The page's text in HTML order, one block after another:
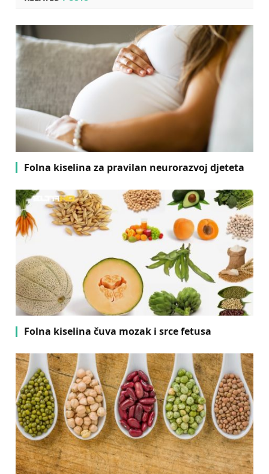
Folna kiselina za pravilan neurorazvoj djeteta
Folna kiselina čuva mozak i srce fetusa